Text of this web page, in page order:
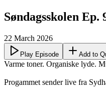
Søndagsskolen
22 March 2026
Play Episode Add to
Varme toner. Organiske lyde.
Progammet sender live fra